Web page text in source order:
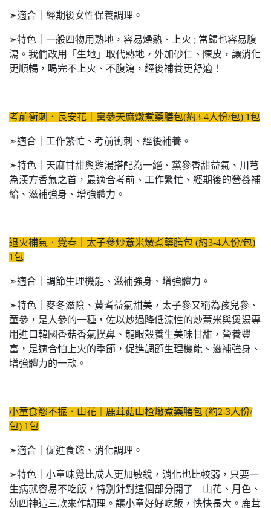
➣適合｜經期後女性保養調理。
➣特色｜一般四物用熟地，容易燥熱、上火 ; 當歸也容易腹
瀉。我們改用「生地」取代熟地，外加砂仁、陳皮，讓消化
更順暢，喝完不上火、不腹瀉，經後補養更舒適！
考前衝刺．長安花｜黨參天麻燉煮藥膳包(約3-4人份/包) 1包
➣適合｜工作繁忙、考前衝刺、經後補養。
➣特色｜天麻甘甜與雞湯搭配為一絕、黨參香甜益氣、川芎
為漢方香氣之首，最適合考前、工作繁忙、經期後的營養補
給、滋補強身、增強體力。
退火補氣．覺春｜太子參炒薏米燉煮藥膳包 (約3-4人份/包)
1包
➣適合｜調節生理機能、滋補強身、增強體力。
➣特色｜麥冬滋陰、黃耆益氣甜美，太子參又稱為孩兒參、
童參，是人參的一種，佐以炒過降低涼性的炒薏米與煲湯專
用進口韓國香菇香氣撲鼻、龍眼殼養生美味甘甜，營養豐
富，是適合怕上火的季節，促進調節生理機能、滋補強身、
增強體力的一款。
小童食慾不振．山花｜鹿茸菇山楂燉煮藥膳包 (約2-3人份/
包) 1包
➣適合｜促進食慾、消化調理。
➣特色｜小童味覺比成人更加敏銳，消化也比較弱，只要一
生病就容易不吃飯，特別針對這個部分開了—山花、月色、
幼四神這三款來作調理。讓小童好好吃飯，快快長大。鹿茸